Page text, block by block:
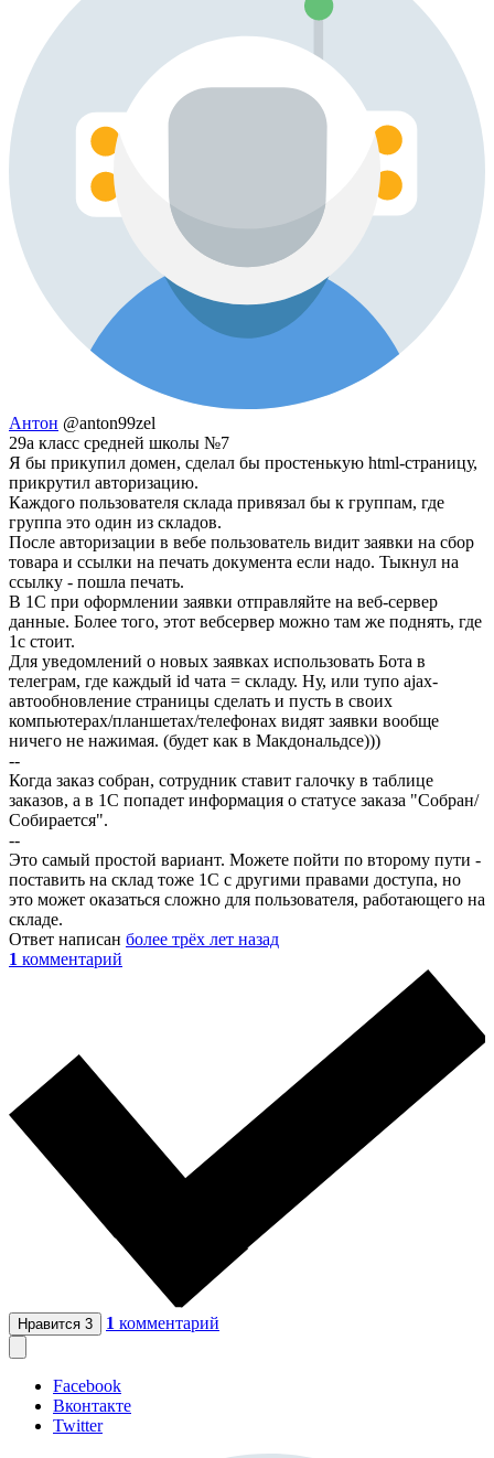
Антон @anton99zel
29а класс средней школы №7
Я бы прикупил домен, сделал бы простенькую html-страницу,
прикрутил авторизацию.
Каждого пользователя склада привязал бы к группам, где
группа это один из складов.
После авторизации в вебе пользователь видит заявки на сбор
товара и ссылки на печать документа если надо. Тыкнул на
ссылку - пошла печать.
В 1С при оформлении заявки отправляйте на веб-сервер
данные. Более того, этот вебсервер можно там же поднять, где
1с стоит.
Для уведомлений о новых заявках использовать Бота в
телеграм, где каждый id чата = складу. Ну, или тупо ajax-
автообновление страницы сделать и пусть в своих
компьютерах/планшетах/телефонах видят заявки вообще
ничего не нажимая. (будет как в Макдональдсе)))
--
Когда заказ собран, сотрудник ставит галочку в таблице
заказов, а в 1С попадет информация о статусе заказа "Собран/
Собирается".
--
Это самый простой вариант. Можете пойти по второму пути -
поставить на склад тоже 1С с другими правами доступа, но
это может оказаться сложно для пользователя, работающего на
складе.
Ответ написан более трёх лет назад
1 комментарий
Нравится 3 1 комментарий
Facebook
Вконтакте
Twitter